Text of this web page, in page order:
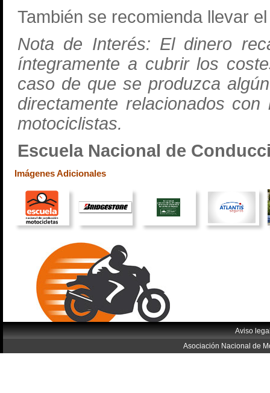
También se recomienda llevar
Nota de Interés: El dinero
íntegramente a cubrir los
caso de que se produzca
directamente relacionados
motociclistas.
Escuela Nacional de
Imágenes Adicionales
Aviso
Asociación Nacional de